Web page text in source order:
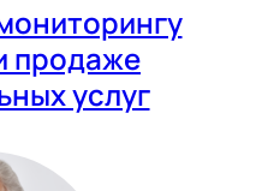
продаже
услуг